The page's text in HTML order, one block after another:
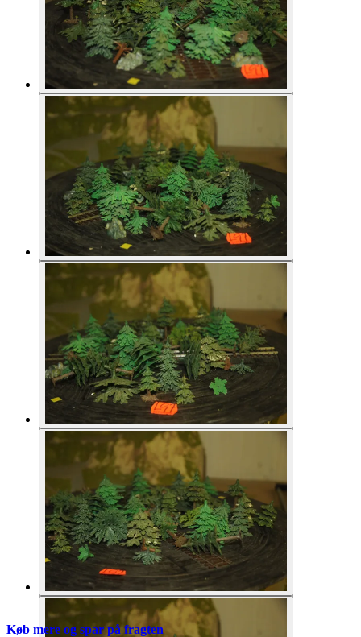
Køb mere og spar på fragten